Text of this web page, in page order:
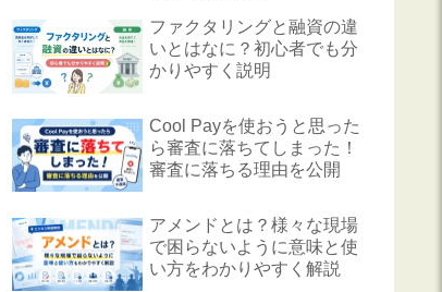
ファクタリングと融資の違
いとはなに？初心者でも分
かりやすく説明
Cool Payを使おうと思った
ら審査に落ちてしまった！
審査に落ちる理由を公開
アメンドとは？様々な現場
で困らないように意味と使
い方をわかりやすく解説